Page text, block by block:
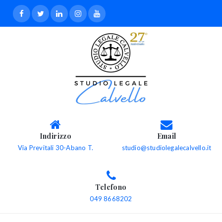
Indirizzo
Via Previtali 30-Abano T.
Email
studio@studiolegalecalvello.it
Telefono
049 8668202